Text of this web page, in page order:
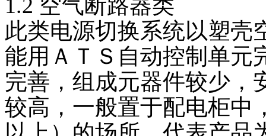
了解更多
质量部经理
了解更多
联系方式
地理位置
地址：浙江省温州市乐清市柳市镇方斗岩工业区
销售部：0577-62892830 18969716636
技术部：15967779137
1.2 空气断路器类
此类电源切换系统以塑壳
能用ＡＴＳ自动控制单元
完善，组成元器件较少，
较高，一般置于配电柜中